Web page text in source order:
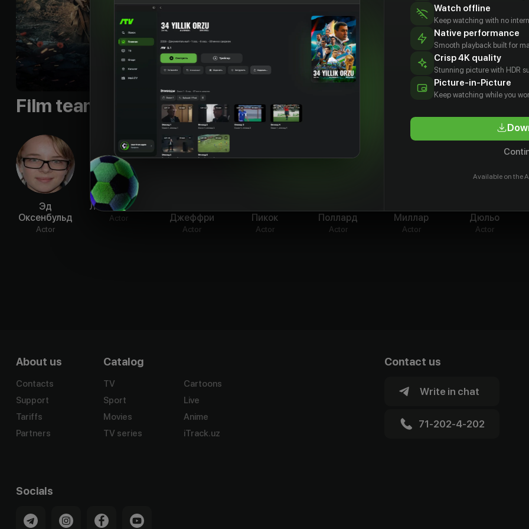
Languages
Qualities
Film team
Эд
Оксенбульд
Actor
Леви Миллер
Actor
Джеффри
Actor
Пикок
Actor
Поллард
Actor
Миллар
Actor
Дюльо
Actor
About us
Contacts
Support
Tariffs
Partners
Catalog
TV
Sport
Movies
TV series
Cartoons
Live
Anime
iTrack.uz
Contact us
Write in chat
71-202-4-202
Socials
Watch offline
Keep watching with no
Native performance
Smooth playback built for
Crisp 4K quality
Stunning picture with HDR
Picture-in-Picture
Keep watching while you
Available on the